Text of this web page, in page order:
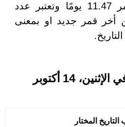
2024 يبلغ من العمر 11.47 يومًا وتعتبر عدد
أخر قمر جديد او بمعنى
تفاصيل حالة القمر في الإثنين، 14 أكتوبر
المختار